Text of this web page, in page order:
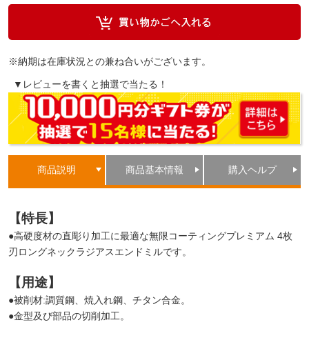
※納期は在庫状況との兼ね合いがございます。
▼レビューを書くと抽選で当たる！
商品説明 商品基本情報 購入ヘルプ
【特長】
●高硬度材の直彫り加工に最適な無限コーティングプレミアム 4枚
刃ロングネックラジアスエンドミルです。
【用途】
●被削材:調質鋼、焼入れ鋼、チタン合金。
●金型及び部品の切削加工。